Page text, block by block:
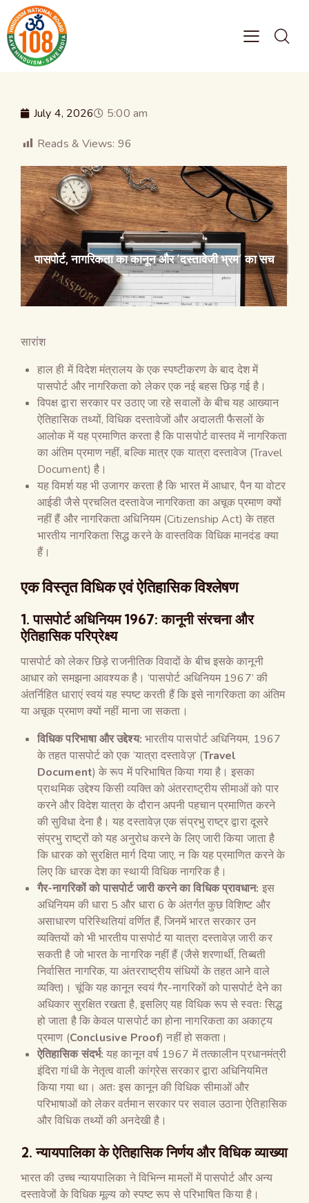
July 4, 2026
5:00 am
Reads & Views: 96
पासपोर्ट, नागरिकता का कानून और ‘दस्तावेजी भ्रम’ का सच
सारांश
हाल ही में विदेश मंत्रालय के एक स्पष्टीकरण के बाद देश में
पासपोर्ट और नागरिकता को लेकर एक नई बहस छिड़ गई है।
विपक्ष द्वारा सरकार पर उठाए जा रहे सवालों के बीच यह आख्यान
ऐतिहासिक तथ्यों, विधिक दस्तावेजों और अदालती फैसलों के
आलोक में यह प्रमाणित करता है कि पासपोर्ट वास्तव में नागरिकता
का अंतिम प्रमाण नहीं, बल्कि मात्र एक यात्रा दस्तावेज (Travel
Document) है।
यह विमर्श यह भी उजागर करता है कि भारत में आधार, पैन या वोटर
आईडी जैसे प्रचलित दस्तावेज नागरिकता का अचूक प्रमाण क्यों
नहीं हैं और नागरिकता अधिनियम (Citizenship Act) के तहत
भारतीय नागरिकता सिद्ध करने के वास्तविक विधिक मानदंड क्या
हैं।
एक विस्तृत विधिक एवं ऐतिहासिक विश्लेषण
1. पासपोर्ट अधिनियम 1967: कानूनी संरचना और
ऐतिहासिक परिप्रेक्ष्य
पासपोर्ट को लेकर छिड़े राजनीतिक विवादों के बीच इसके कानूनी
आधार को समझना आवश्यक है। ‘पासपोर्ट अधिनियम 1967’ की
अंतर्निहित धाराएं स्वयं यह स्पष्ट करती हैं कि इसे नागरिकता का अंतिम
या अचूक प्रमाण क्यों नहीं माना जा सकता।
विधिक परिभाषा और उद्देश्य: भारतीय पासपोर्ट अधिनियम, 1967
के तहत पासपोर्ट को एक ‘यात्रा दस्तावेज़’ (Travel
Document) के रूप में परिभाषित किया गया है। इसका
प्राथमिक उद्देश्य किसी व्यक्ति को अंतरराष्ट्रीय सीमाओं को पार
करने और विदेश यात्रा के दौरान अपनी पहचान प्रमाणित करने
की सुविधा देना है। यह दस्तावेज़ एक संप्रभु राष्ट्र द्वारा दूसरे
संप्रभु राष्ट्रों को यह अनुरोध करने के लिए जारी किया जाता है
कि धारक को सुरक्षित मार्ग दिया जाए, न कि यह प्रमाणित करने के
लिए कि धारक देश का स्थायी विधिक नागरिक है।
गैर-नागरिकों को पासपोर्ट जारी करने का विधिक प्रावधान: इस
अधिनियम की धारा 5 और धारा 6 के अंतर्गत कुछ विशिष्ट और
असाधारण परिस्थितियां वर्णित हैं, जिनमें भारत सरकार उन
व्यक्तियों को भी भारतीय पासपोर्ट या यात्रा दस्तावेज़ जारी कर
सकती है जो भारत के नागरिक नहीं हैं (जैसे शरणार्थी, तिब्बती
निर्वासित नागरिक, या अंतरराष्ट्रीय संधियों के तहत आने वाले
व्यक्ति)। चूंकि यह कानून स्वयं गैर-नागरिकों को पासपोर्ट देने का
अधिकार सुरक्षित रखता है, इसलिए यह विधिक रूप से स्वतः सिद्ध
हो जाता है कि केवल पासपोर्ट का होना नागरिकता का अकाट्य
प्रमाण (Conclusive Proof) नहीं हो सकता।
ऐतिहासिक संदर्भ: यह कानून वर्ष 1967 में तत्कालीन प्रधानमंत्री
इंदिरा गांधी के नेतृत्व वाली कांग्रेस सरकार द्वारा अधिनियमित
किया गया था। अतः इस कानून की विधिक सीमाओं और
परिभाषाओं को लेकर वर्तमान सरकार पर सवाल उठाना ऐतिहासिक
और विधिक तथ्यों की अनदेखी है।
2. न्यायपालिका के ऐतिहासिक निर्णय और विधिक व्याख्या
भारत की उच्च न्यायपालिका ने विभिन्न मामलों में पासपोर्ट और अन्य
दस्तावेजों के विधिक मूल्य को स्पष्ट रूप से परिभाषित किया है।